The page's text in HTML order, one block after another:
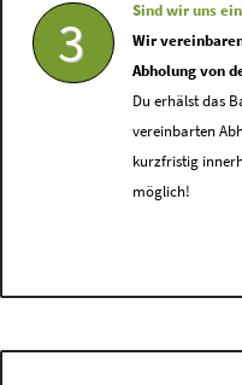
3
Sind wir uns
Wir
Abholung von
Du erhälst das
vereinbarten
kurzfristig
möglich!